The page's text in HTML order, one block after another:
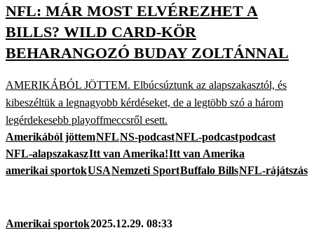
NFL: MÁR MOST ELVÉREZHET A
BILLS? WILD CARD-KÖR
BEHARANGOZÓ BUDAY ZOLTÁNNAL
AMERIKÁBÓL JÖTTEM. Elbúcsúztunk az alapszakasztól, és
kibeszéltük a legnagyobb kérdéseket, de a legtöbb szó a három
legérdekesebb playoffmeccsről esett.
Amerikából jöttemNFLNS-podcastNFL-podcastpodcast
NFL-alapszakaszItt van Amerika!Itt van Amerika
amerikai sportokUSANemzeti SportBuffalo BillsNFL-rájátszás
Amerikai sportok2025.12.29. 08:33